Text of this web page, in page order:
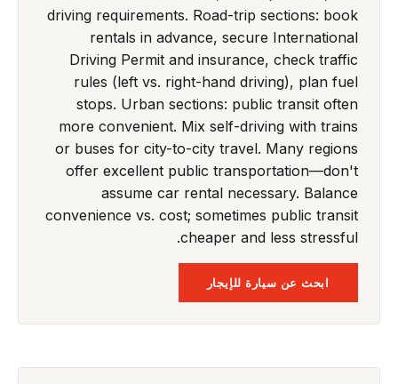
driving requirements. Road-trip sections: book
rentals in advance, secure International
Driving Permit and insurance, check traffic
rules (left vs. right-hand driving), plan fuel
stops. Urban sections: public transit often
more convenient. Mix self-driving with trains
or buses for city-to-city travel. Many regions
offer excellent public transportation—don't
assume car rental necessary. Balance
convenience vs. cost; sometimes public transit
cheaper and less stressful.
ابحث عن سيارة للإيجار